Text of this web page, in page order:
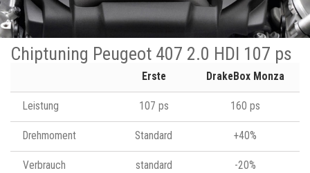
Chiptuning Peugeot 407 2.0 HDI 107 ps
Erste DrakeBox Monza
Leistung 107 ps 160 ps
Drehmoment Standard +40%
Verbrauch standard -20%